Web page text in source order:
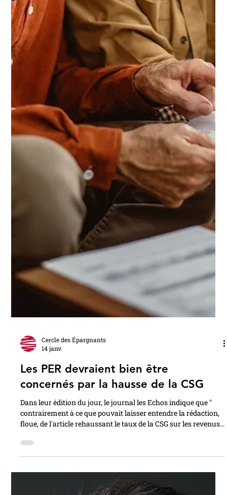
Cercle des Épargnants
14 janv.
Les PER devraient bien être
concernés par la hausse de la CSG
Dans leur édition du jour, le journal les Echos indique que "
du capital, les plans d'épargne retraite - qu'ils soient